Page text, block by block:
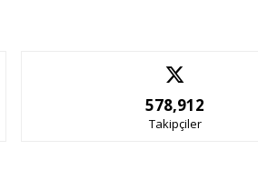
578,912
Takipçiler